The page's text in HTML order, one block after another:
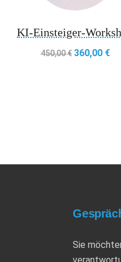
KI-Einsteiger-
450,00€ 360,00 €
Sie